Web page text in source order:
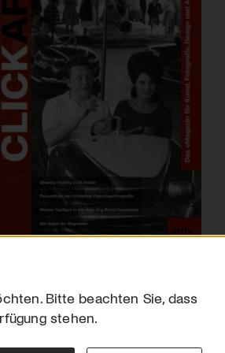
Bitte beachten Sie, dass
stehen.